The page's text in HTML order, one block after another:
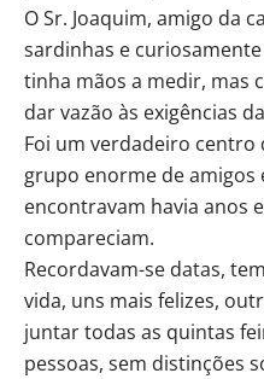
O Sr. Joaquim, amigo da
sardinhas e
tinha mãos a medir, mas
dar vazão às exigências
Foi um verdadeiro
grupo enorme de amigos
encontravam havia anos
compareciam.
Recordavam-se datas,
vida, uns mais felizes,
juntar todas as quintas
pessoas, sem distinções